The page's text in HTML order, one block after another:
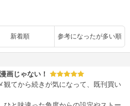
新着順 参考になったが多い順
画じゃない！
観てから続きが気になって、既刊買い